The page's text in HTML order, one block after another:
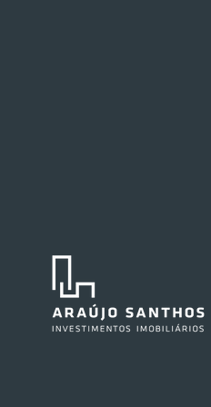
em 2027. O edifício já abrigou a
agência central do Santander e,
anteriormente, também sediou as